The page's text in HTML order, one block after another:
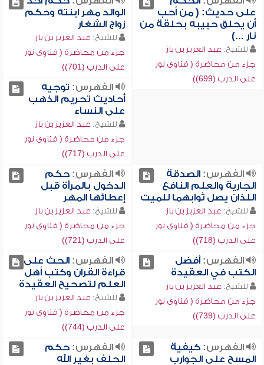
على حديث: ( من أحب
أن يحلق حبيبه بحلقة من
نار ...)
للشيخ: عبد العزيز بن باز
جزء من محاضرة ( فتاوى نور
على الدرب (699))
الوالد مهر ابنته وحكم
زواج الشغار
للشيخ: عبد العزيز بن باز
جزء من محاضرة ( فتاوى نور
على الدرب (701))
الفهرس: توجيه
أحاديث تحريم الذهب
على النساء
للشيخ: عبد العزيز بن باز
جزء من محاضرة ( فتاوى نور
على الدرب (717))
الفهرس:الصدقة
الجارية والعلم النافع
اللذان يصل ثوابهما للميت
للشيخ: عبد العزيز بن باز
جزء من محاضرة ( فتاوى نور
على الدرب (718))
الفهرس:حكم
الدخول بالمرأة قبل
إعطائها المهر
للشيخ: عبد العزيز بن باز
جزء من محاضرة ( فتاوى نور
على الدرب (721))
الفهرس:أفضل
الكتب في العقيدة
للشيخ: عبد العزيز بن باز
جزء من محاضرة ( فتاوى نور
على الدرب (739))
الفهرس:الحث على
قراءة القرآن وكتب أهل
العلم لتصحيح العقيدة
للشيخ: عبد العزيز بن باز
جزء من محاضرة ( فتاوى نور
على الدرب (744))
الفهرس:كيفية
المسح على الجوارب
الفهرس:حكم
الحلف بغير الله